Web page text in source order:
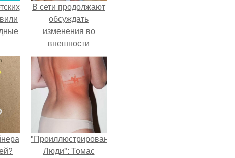
В сети продолжают
обсуждать
изменения во
внешности
актрисы.
"Проиллюстрированные
Люди": Томас